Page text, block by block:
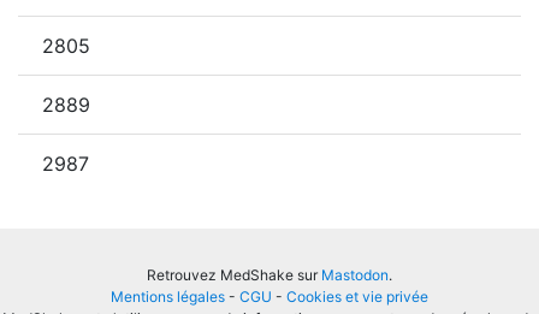
2805
2889
2987
Retrouvez MedShake sur Mastodon.
Mentions légales - CGU - Cookies et vie privée